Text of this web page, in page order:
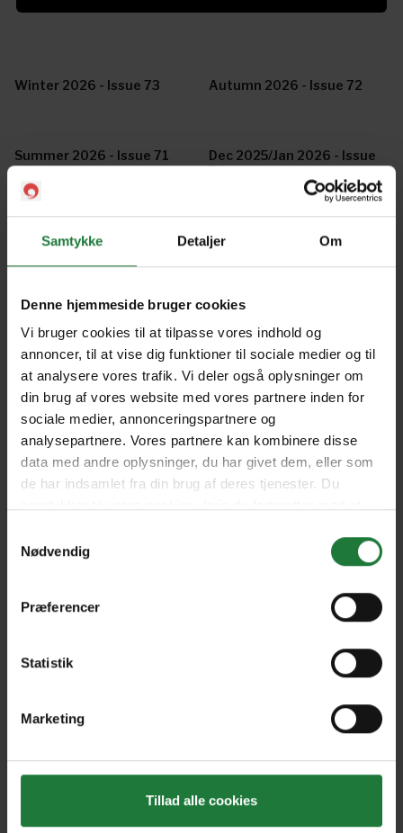
Samtykke Detaljer Om
Denne hjemmeside bruger cookies
Vi bruger cookies til at tilpasse vores indhold og
annoncer, til at vise dig funktioner til sociale medier og til
at analysere vores trafik. Vi deler også oplysninger om
din brug af vores website med vores partnere inden for
sociale medier, annonceringspartnere og
analysepartnere. Vores partnere kan kombinere disse
data med andre oplysninger, du har givet dem, eller som
de har indsamlet fra din brug af deres tjenester. Du
Nødvendig
Præferencer
Statistik
Marketing
Tillad alle cookies
Winter 2026 - Issue 73 Autumn 2026 - Issue 72
Summer 2026 - Issue 71
Dec 2025/Jan 2026 - Issue
70
G20 Special Edition 2025 -
Spring 2025 - Issue 68
Spring 2024 - issue 64 Winter 2025 - Issue 67
Autumn 2025 - Issue 66
Dec 2024/Jan 2025 - Issue
May/Jun 2024 - issue 63 Jan/Feb 2024 - issue 62
Oct/Nov 2023 - issue 61
Forrige Næste
Gavekort